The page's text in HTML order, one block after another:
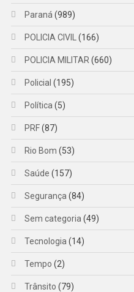
Paraná (989)
POLICIA CIVIL (166)
POLICIA MILITAR (660)
Policial (195)
Política (5)
PRF(87)
Rio Bom (53)
Saúde (157)
Segurança (84)
Sem categoria (49)
Tecnologia (14)
Tempo (2)
Trânsito (79)